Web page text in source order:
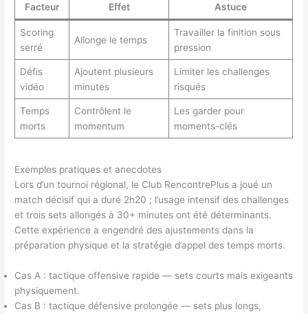
Facteur Effet Astuce
Scoring
serré
Allonge le temps
Travailler la finition sous
pression
Défis
vidéo
Ajoutent plusieurs
minutes
Limiter les challenges
risqués
Temps
morts
Contrôlent le
momentum
Les garder pour
moments-clés
Exemples pratiques et anecdotes
Lors d’un tournoi régional, le Club RencontrePlus a joué un
match décisif qui a duré 2h20 ; l’usage intensif des challenges
et trois sets allongés à 30+ minutes ont été déterminants.
Cette expérience a engendré des ajustements dans la
préparation physique et la stratégie d’appel des temps morts.
Cas A : tactique offensive rapide — sets courts mais exigeants
physiquement.
Cas B : tactique défensive prolongée — sets plus longs,